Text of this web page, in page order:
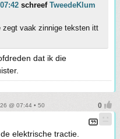
schreef TweedeKlum
zegt vaak zinnige teksten itt
dat ik die
@ 07:44 • 50
elektrische tractie.